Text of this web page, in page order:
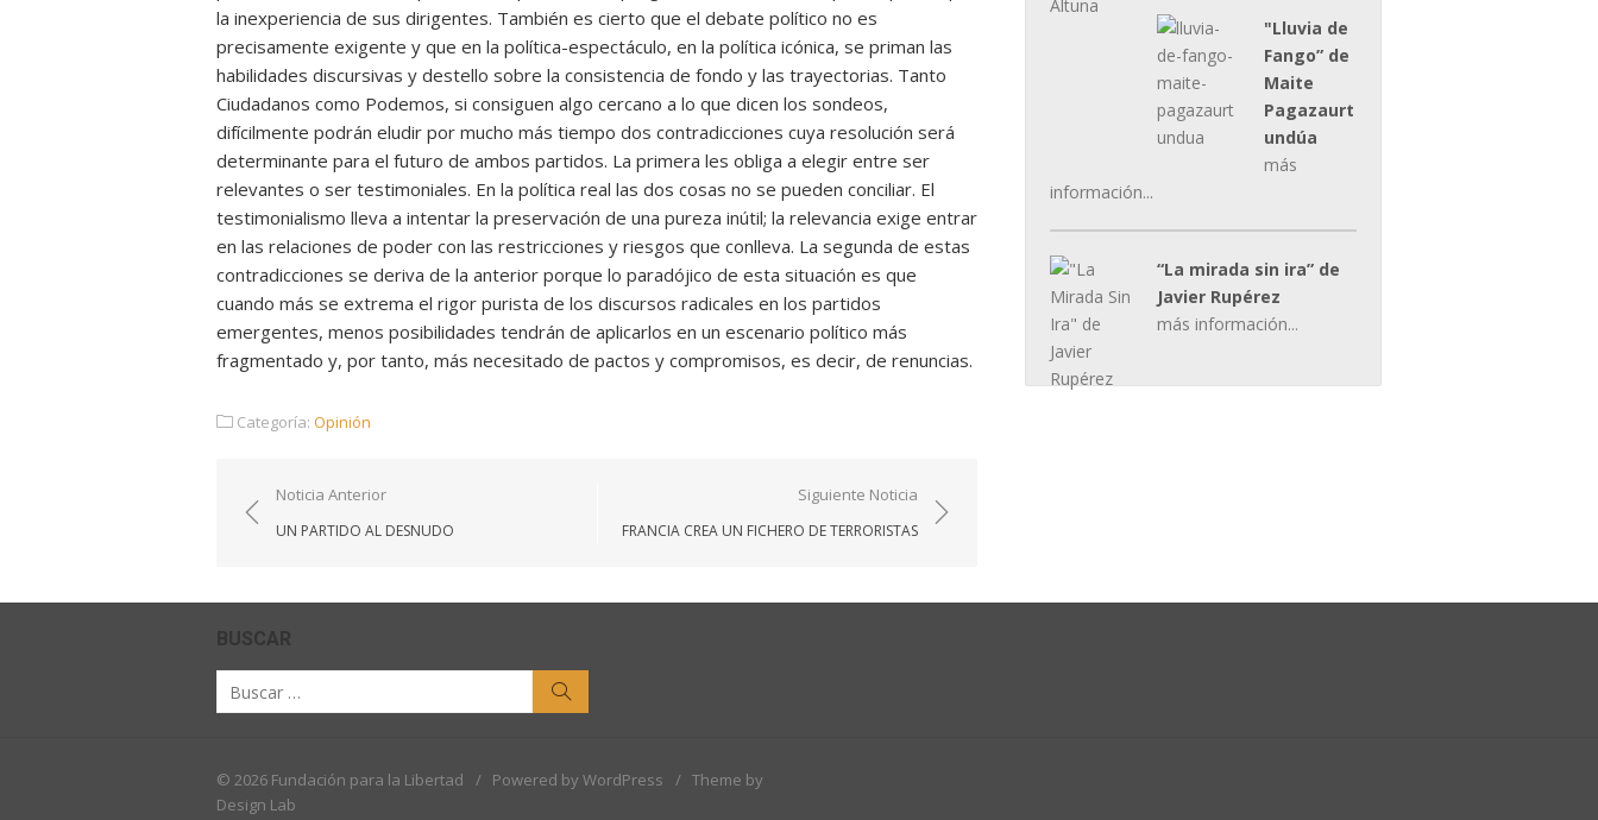
la inexperiencia de sus dirigentes. También es cierto que el debate político no es
precisamente exigente y que en la política-espectáculo, en la política icónica, se priman las
habilidades discursivas y destello sobre la consistencia de fondo y las trayectorias. Tanto
Ciudadanos como Podemos, si consiguen algo cercano a lo que dicen los sondeos,
difícilmente podrán eludir por mucho más tiempo dos contradicciones cuya resolución será
determinante para el futuro de ambos partidos. La primera les obliga a elegir entre ser
relevantes o ser testimoniales. En la política real las dos cosas no se pueden conciliar. El
testimonialismo lleva a intentar la preservación de una pureza inútil; la relevancia exige entrar
en las relaciones de poder con las restricciones y riesgos que conlleva. La segunda de estas
contradicciones se deriva de la anterior porque lo paradójico de esta situación es que
cuando más se extrema el rigor purista de los discursos radicales en los partidos
emergentes, menos posibilidades tendrán de aplicarlos en un escenario político más
fragmentado y, por tanto, más necesitado de pactos y compromisos, es decir, de renuncias.
Categoría: Opinión
Navegación
de
Noticia Anterior
UN PARTIDO AL DESNUDO
Siguiente Noticia
FRANCIA CREA UN FICHERO DE TERRORISTAS
"Lluvia de
Fango” de
Maite
Pagazaurt
undúa
más
información...
“La mirada sin ira” de
Javier Rupérez
más información...
BUSCAR
Buscar
por:
© 2026 Fundación para la Libertad / Powered by WordPress / Theme by
Design Lab